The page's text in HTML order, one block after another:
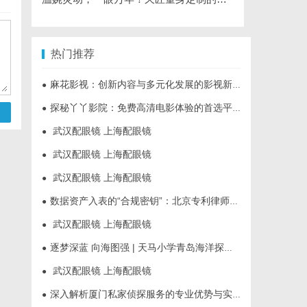
热门推荐
● 麻花影视：创新内容与多元化发展的影视新势力
● 探秘丫丫影院：免费高清电影体验的首选平台
● 武汉配眼镜 上海配眼镜
● 武汉配眼镜 上海配眼镜
● 武汉配眼镜 上海配眼镜
● 数据资产入表的“合规密钥”：北京专利律师如何为数据知识产权登记扫清障碍
● 武汉配眼镜 上海配眼镜
● 逐梦深蓝 向海图强 | 天马小学青岛海洋探索营圆满落幕
● 武汉配眼镜 上海配眼镜
● 深入解析厦门私家侦探服务的专业优势与实际应用